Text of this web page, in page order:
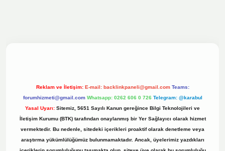
Reklam ve İletişim: E-mail: backlinkpaneli@gmail.com Teams:
forumhizmeti@gmail.com Whatsapp: 0262 606 0 726 Telegram: @karabul
Yasal Uyarı: Sitemiz, 5651 Sayılı Kanun gereğince Bilgi Teknolojileri ve
İletişim Kurumu (BTK) tarafından onaylanmış bir Yer Sağlayıcı olarak hizmet
vermektedir. Bu nedenle, sitedeki içerikleri proaktif olarak denetleme veya
araştırma yükümlülüğümüz bulunmamaktadır. Ancak, üyelerimiz yazdıkları